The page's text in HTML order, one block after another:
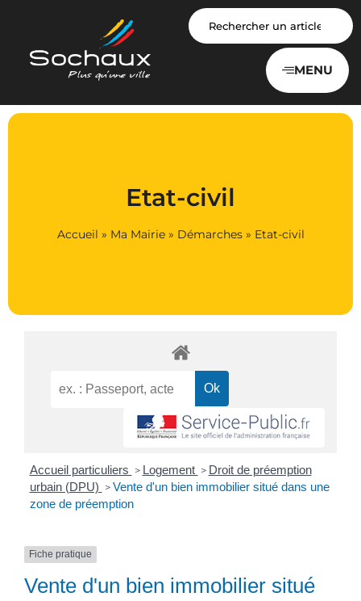
MENU
Etat-civil
Accueil » Ma Mairie» Démarches» Etat-civil
Accueil particuliers > Logement > Droit de préemption
urbain (DPU) > Vente d'un bien immobilier situé dans une
zone de préemption
Fiche pratique
Vente d'un bien immobilier situé
Panneau de gestion des cookies